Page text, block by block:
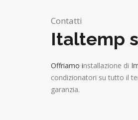
Contatti
Italtemp
Offriamo installazione di
condizionatori su tutto il
garanzia.